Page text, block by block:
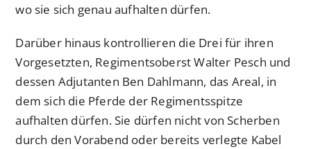
wo sie sich genau aufhalten dürfen.
Darüber hinaus kontrollieren die Drei für ihren
Vorgesetzten, Regimentsoberst Walter Pesch und
dessen Adjutanten Ben Dahlmann, das Areal, in
dem sich die Pferde der Regimentsspitze
aufhalten dürfen. Sie dürfen nicht von Scherben
durch den Vorabend oder bereits verlegte Kabel